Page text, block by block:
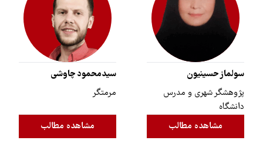
سولماز حسینیون
پژوهشگر شهری و مدرس
دانشگاه
مشاهده مطالب
سیدمحمود چاوشی
مرمتگر
مشاهده مطالب